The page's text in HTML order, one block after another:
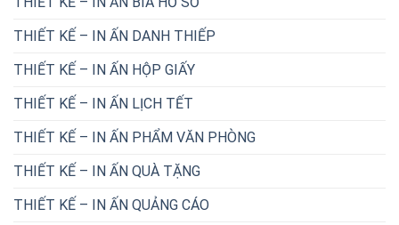
THIẾT KẾ – IN ẤN DANH THIẾP
THIẾT KẾ – IN ẤN HỘP GIẤY
THIẾT KẾ – IN ẤN LỊCH TẾT
THIẾT KẾ – IN ẤN PHẨM VĂN PHÒNG
THIẾT KẾ – IN ẤN QUÀ TẶNG
THIẾT KẾ – IN ẤN QUẢNG CÁO